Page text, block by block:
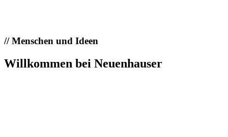
//Menschen und Ideen
Willkommen bei Neuenhauser